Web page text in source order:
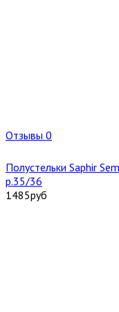
Отзывы 0
Полустельки Saphir
р.35/36
1485руб